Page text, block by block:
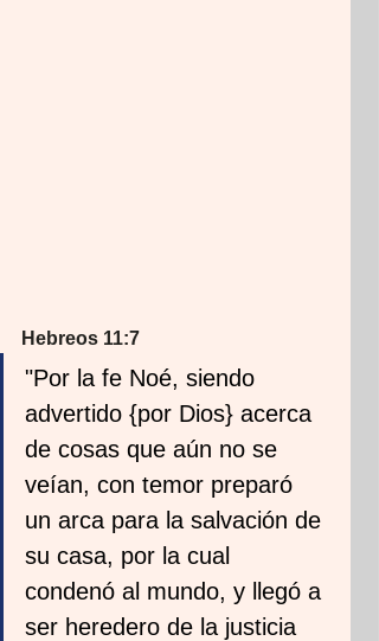
Hebreos 11:7
"Por la fe Noé, siendo
advertido {por Dios} acerca
de cosas que aún no se
veían, con temor preparó
un arca para la salvación de
su casa, por la cual
condenó al mundo, y llegó a
ser heredero de la justicia